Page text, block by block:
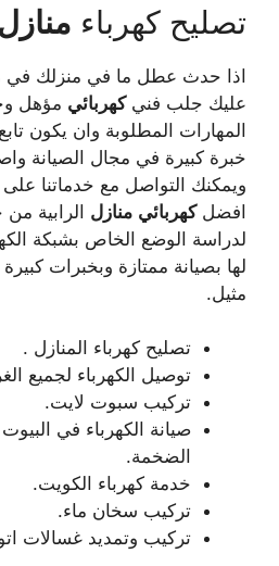
تصليح كهرباء منازل
اذا حدث عطل ما في منزلك في
عليك جلب فنيكهربائي مؤهل
المهارات المطلوبة وان يكون
خبرة كبيرة في مجال الصيانة
ويمكنك التواصل مع خدماتنا
افضلكهربائي منازل الرابية
لدراسة الوضع الخاص بشبكة
لها بصيانة ممتازة وبخبرات
مثيل.
تصليح كهرباء المنازل .
توصيل الكهرباء لجميع
تركيب سبوت لايت.
صيانة الكهرباء في
الضخمة.
خدمة كهرباء الكويت.
تركيب سخان ماء.
تركيب وتمديد غسالات